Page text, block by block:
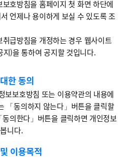
호방침을 홈페이지 첫 화면 하단에
언제나 용이하게 보실 수 있도록 조
급방침을 개정하는 경우 웹사이트
)을 통하여 공지할 것입니다.
한 동의
보보호방침 또는 이용약관의 내용에
「동의하지 않는다」버튼을 클릭할
의한다」버튼을 클릭하면 개인정보
니다.
이용목적